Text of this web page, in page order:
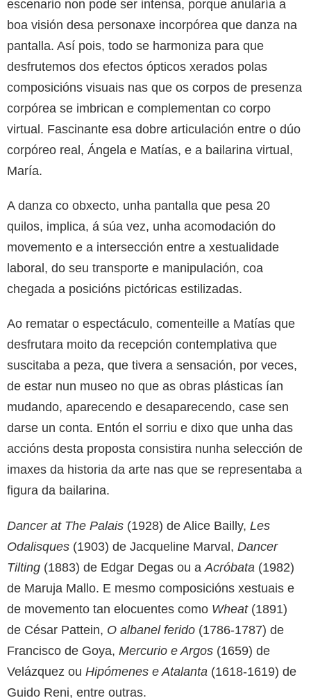
escenario non pode ser intensa, porque anularía a
boa visión desa personaxe incorpórea que danza na
pantalla. Así pois, todo se harmoniza para que
desfrutemos dos efectos ópticos xerados polas
composicións visuais nas que os corpos de presenza
corpórea se imbrican e complementan co corpo
virtual. Fascinante esa dobre articulación entre o dúo
corpóreo real, Ángela e Matías, e a bailarina virtual,
María.
A danza co obxecto, unha pantalla que pesa 20
quilos, implica, á súa vez, unha acomodación do
movemento e a intersección entre a xestualidade
laboral, do seu transporte e manipulación, coa
chegada a posicións pictóricas estilizadas.
Ao rematar o espectáculo, comenteille a Matías que
desfrutara moito da recepción contemplativa que
suscitaba a peza, que tivera a sensación, por veces,
de estar nun museo no que as obras plásticas ían
mudando, aparecendo e desaparecendo, case sen
darse un conta. Entón el sorriu e dixo que unha das
accións desta proposta consistira nunha selección de
imaxes da historia da arte nas que se representaba a
figura da bailarina.
Dancer at The Palais (1928) de Alice Bailly, Les
Odalisques (1903) de Jacqueline Marval, Dancer
Tilting (1883) de Edgar Degas ou aAcróbata (1982)
de Maruja Mallo. E mesmo composicións xestuais e
de movemento tan elocuentes como Wheat (1891)
de César Pattein, O albanel ferido (1786-1787) de
Francisco de Goya, Mercurio e Argos (1659) de
Velázquez ou Hipómenes e Atalanta (1618-1619) de
Guido Reni, entre outras.